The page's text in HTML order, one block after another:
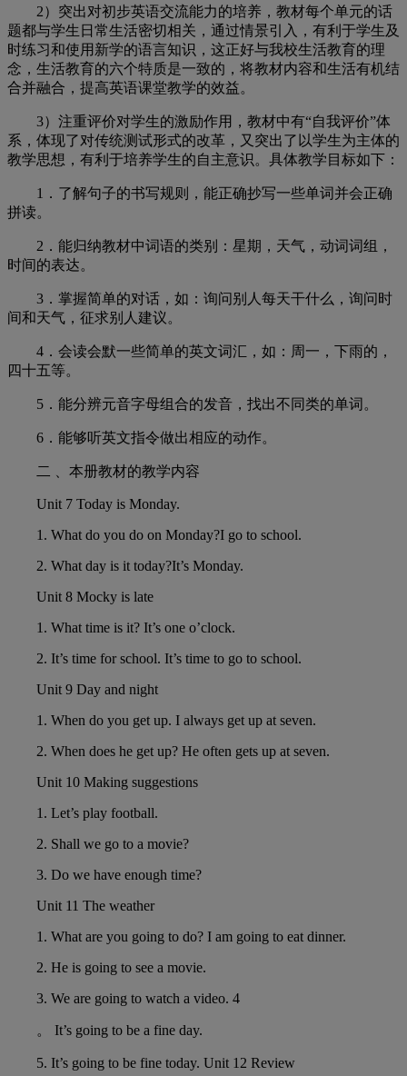
2） 突出对初步英语交流能力的培养，教材每个单元的话
题都与学生日常生活密切相关，通过情景引入，有利于学生及
时练习和使用新学的语言知识，这正好与我校生活教育的理
念，生活教育的六个特质是一致的，将教材内容和生活有机结
合并融合，提高英语课堂教学的效益。
3）注重评价对学生的激励作用，教材中有“自我评价”体
系，体现了对传统测试形式的改革，又突出了以学生为主体的
教学思想，有利于培养学生的自主意识。具体教学目标如下：
1． 了解句子的书写规则，能正确抄写一些单词并会正确
拼读。
2． 能归纳教材中词语的类别：星期，天气，动词词组，
时间的表达。
3． 掌握简单的对话，如：询问别人每天干什么，询问时
间和天气，征求别人建议。
4． 会读会默一些简单的英文词汇，如：周一，下雨的，
四十五等。
5． 能分辨元音字母组合的发音，找出不同类的单词。
6． 能够听英文指令做出相应的动作。
二 、本册教材的教学内容
Unit 7 Today is Monday.
1. What do you do on Monday?I go to school.
2. What day is it today?It’s Monday.
Unit 8 Mocky is late
1. What time is it? It’s one o’clock.
2. It’s time for school. It’s time to go to school.
Unit 9 Day and night
1. When do you get up. I always get up at seven.
2. When does he get up? He often gets up at seven.
Unit 10 Making suggestions
1. Let’s play football.
2. Shall we go to a movie?
3. Do we have enough time?
Unit 11 The weather
1. What are you going to do? I am going to eat dinner.
2. He is going to see a movie.
3. We are going to watch a video. 4
。 It’s going to be a fine day.
5. It’s going to be fine today. Unit 12 Review